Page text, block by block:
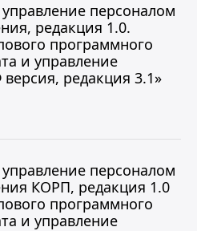
персоналом
редакция 1.0.
программного
и управление
редакция 3.1»
персоналом
КОРП, редакция 1.0
программного
и управление